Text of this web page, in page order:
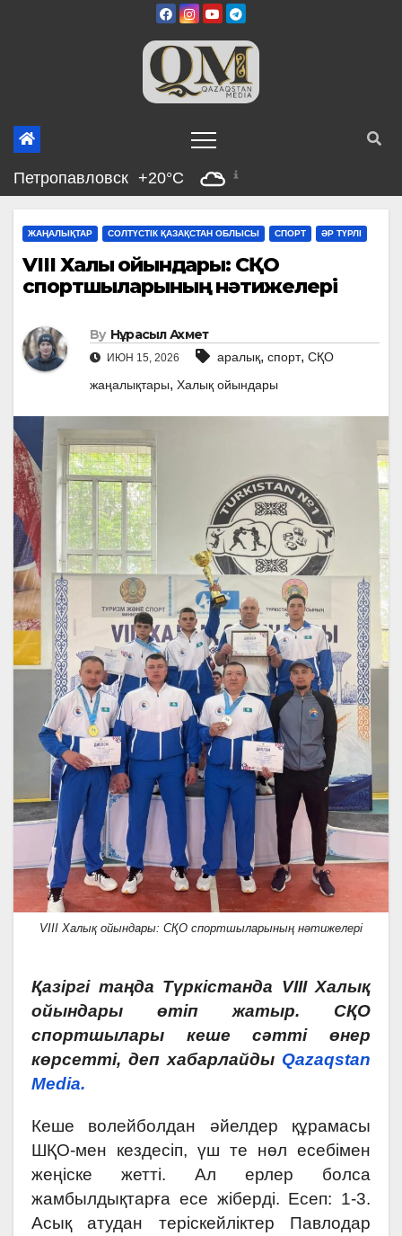
Петропавловск +20°C
ЖАҢАЛЫҚТАР СОЛТҮСТІК ҚАЗАҚСТАН ОБЛЫСЫ СПОРТ ӘР ТҮРЛІ
VIII Халық ойындары: СҚО
спортшыларының нәтижелері
By Нұрасыл Ахмет
ИЮН 15, 2026 аралық, спорт, СҚО
жаңалықтары, Халық ойындары
VIII Халық ойындары: СҚО спортшыларының нәтижелері
Қазіргі таңда Түркістанда VIII Халық
ойындары өтіп жатыр. СҚО
спортшылары кеше сәтті өнер
көрсетті, деп хабарлайды Qazaqstan
Media.
Кеше волейболдан әйелдер құрамасы
ШҚО-мен кездесіп, үш те нөл есебімен
жеңіске жетті. Ал ерлер болса
жамбылдықтарға есе жіберді. Есеп: 1-3.
Асық атудан теріскейліктер Павлодар